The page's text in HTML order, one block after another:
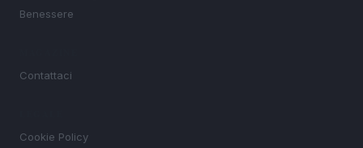
Benessere
Contattaci
Cookie Policy